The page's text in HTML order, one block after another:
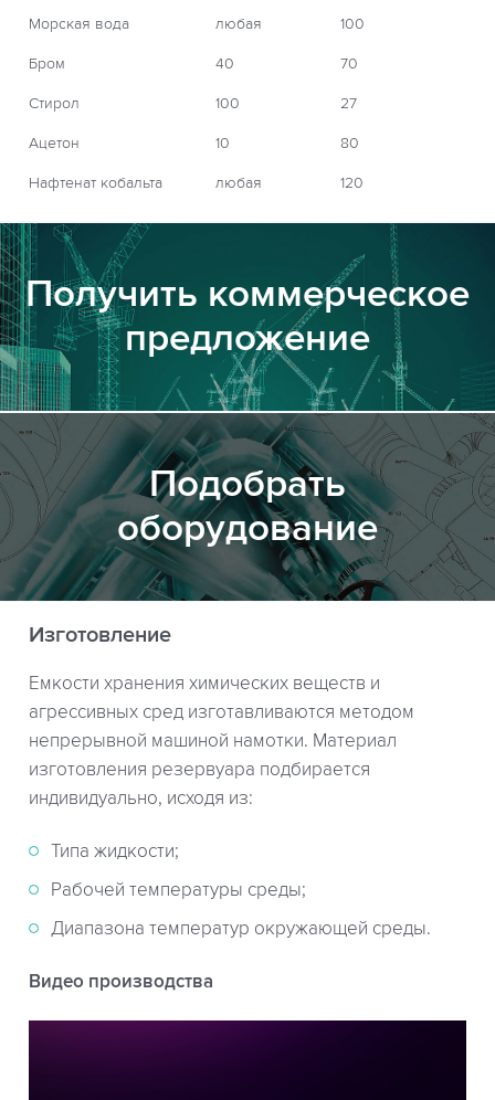
Морская вода любая 100
Бром 40 70
Стирол 100 27
Ацетон 10 80
Нафтенат кобальта любая 120
Получить коммерческое
предложение
Подобрать
оборудование
Изготовление
Емкости хранения химических веществ и
агрессивных сред изготавливаются методом
непрерывной машиной намотки. Материал
изготовления резервуара подбирается
индивидуально, исходя из:
Типа жидкости;
Рабочей температуры среды;
Диапазона температур окружающей среды.
Видео производства